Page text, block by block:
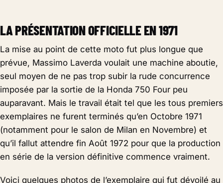
LA PRÉSENTATION OFFICIELLE EN 1971
La mise au point de cette moto fut plus longue que
prévue, Massimo Laverda voulait une machine aboutie,
seul moyen de ne pas trop subir la rude concurrence
imposée par la sortie de la Honda 750 Four peu
auparavant. Mais le travail était tel que les tous premiers
exemplaires ne furent terminés qu’en Octobre 1971
(notamment pour le salon de Milan en Novembre) et
qu’il fallut attendre fin Août 1972 pour que la production
en série de la version définitive commence vraiment.
Voici quelques photos de l’exemplaire qui fut dévoilé au